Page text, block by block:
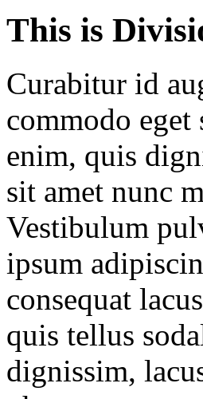
This is
Curabitur id
commodo
enim, quis
sit amet nunc
Vestibulum
ipsum
consequat
quis tellus
dignissim,